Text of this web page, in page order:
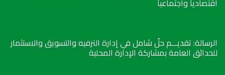
اقتصادياً واجتماعياً
الرسالة: تقديـــم حلّ شامل في إدارة الترفيه والتسويق والاستثمار
للحدائق العامة بمشاركة الإدارة المحلية